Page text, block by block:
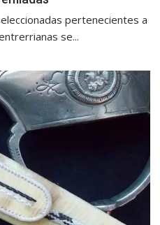
pertenecientes a
se...